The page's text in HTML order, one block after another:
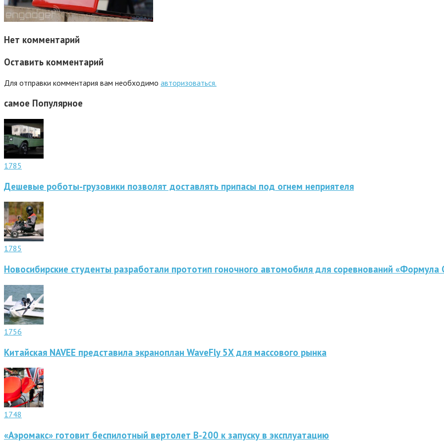
Нет комментарий
Оставить комментарий
Для отправки комментария вам необходимо авторизоваться.
самое Популярное
1785
Дешевые роботы-грузовики позволят доставлять припасы под огнем неприятеля
1785
Новосибирские студенты разработали прототип гоночного автомобиля для соревнований «Формула
1756
Китайская NAVEE представила экраноплан WaveFly 5X для массового рынка
1748
«Аэромакс» готовит беспилотный вертолет В-200 к запуску в эксплуатацию